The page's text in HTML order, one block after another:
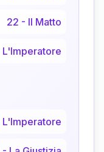
22 - Il Matto
L'Imperatore
L'Imperatore